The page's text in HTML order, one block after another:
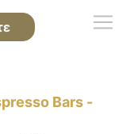
Bars -